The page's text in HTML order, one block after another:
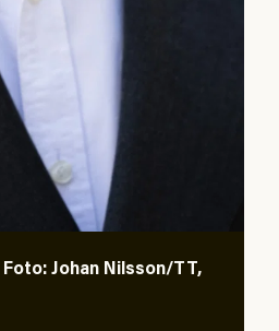
Foto: Johan Nilsson/TT,